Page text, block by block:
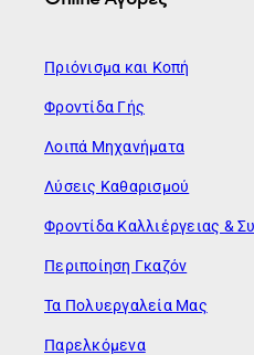
Πριόνισμα και Κοπή
Φροντίδα Γής
Λοιπά Μηχανήματα
Λύσεις Καθαρισμού
Φροντίδα Καλλιέργειας &
Περιποίηση Γκαζόν
Τα Πολυεργαλεία Μας
Παρελκόμενα